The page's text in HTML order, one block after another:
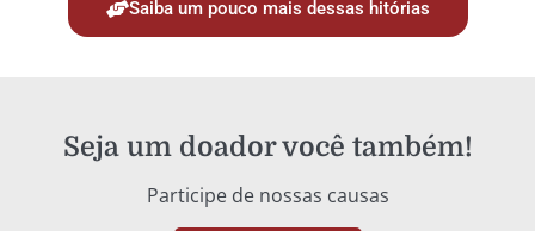
Saiba um pouco mais dessas hitórias
Seja um doador você também!
Participe de nossas causas